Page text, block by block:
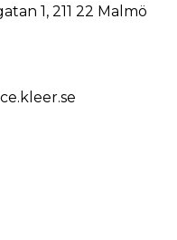
1, 211 22 Malmö